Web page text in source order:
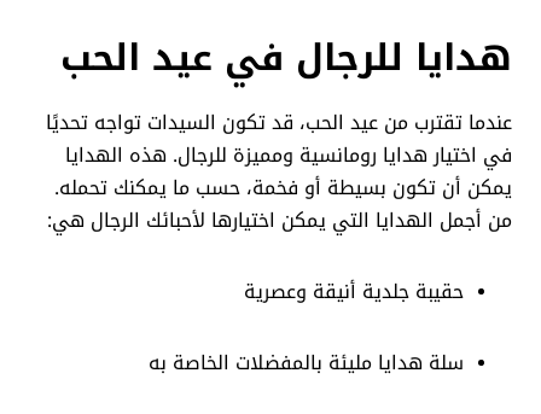
هدايا للرجال في عيد الحب
عندما تقترب من عيد الحب، قد تكون السيدات تواجه تحديًا
في اختيار هدايا رومانسية ومميزة للرجال. هذه الهدايا
يمكن أن تكون بسيطة أو فخمة، حسب ما يمكنك تحمله.
من أجمل الهدايا التي يمكن اختيارها لأحبائك الرجال هي:
حقيبة جلدية أنيقة وعصرية
سلة هدايا مليئة بالمفضلات الخاصة به